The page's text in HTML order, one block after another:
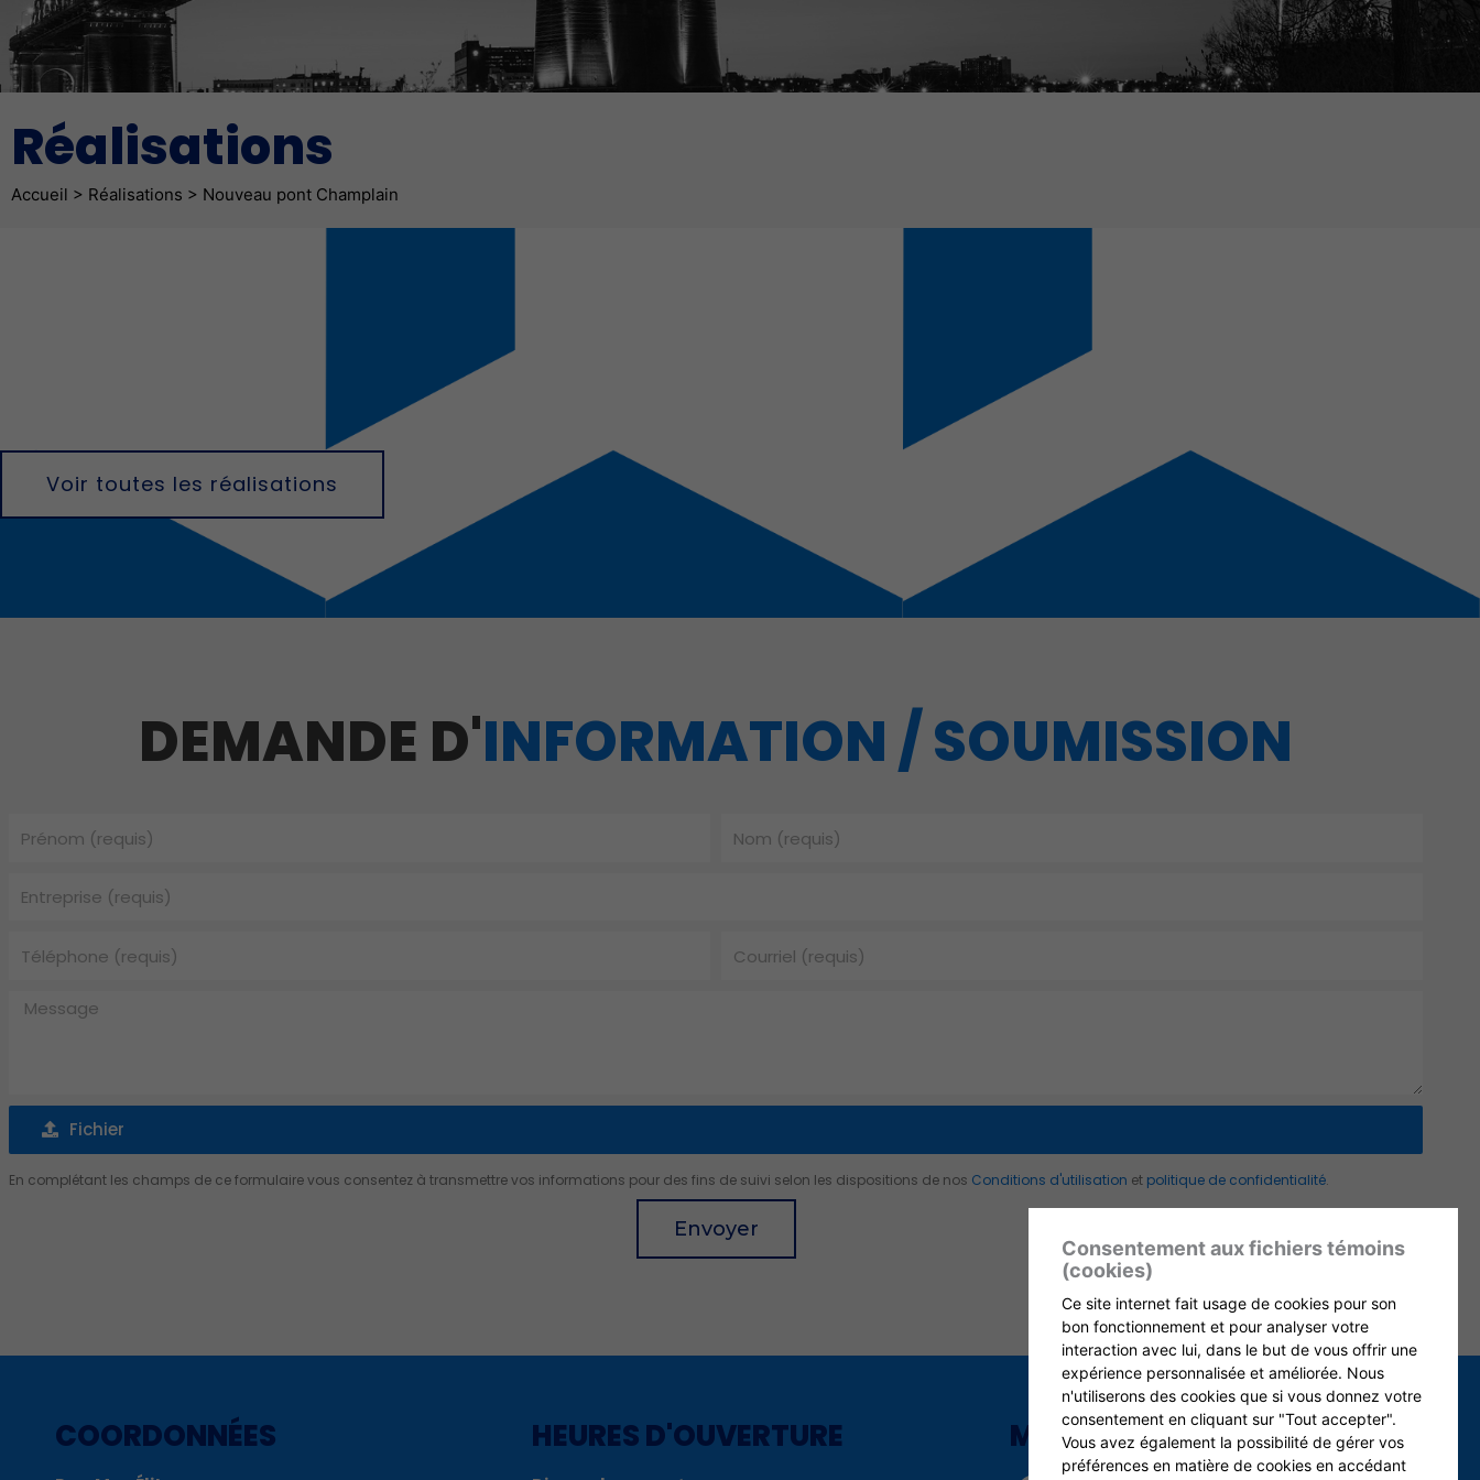
Réalisations
Fil d'Ariane
Accueil > Réalisations > Nouveau pont Champlain
Voir toutes les réalisations
DEMANDE D'INFORMATION / SOUMISSION
Message
Fichier
Fichier
En complétant les champs de ce formulaire vous consentez à transmettre vos informations pour des fins de suivi selon les dispositions de nos Conditions d'utilisation et politique de confidentialité.
Envoyer
COORDONNÉES HEURES D'OUVERTURE MÉDIAS SOCIAUX
Consentement aux fichiers témoins
(cookies)
Ce site internet fait usage de cookies pour son
bon fonctionnement et pour analyser votre
interaction avec lui, dans le but de vous offrir une
expérience personnalisée et améliorée. Nous
n'utiliserons des cookies que si vous donnez votre
consentement en cliquant sur "Tout accepter".
Vous avez également la possibilité de gérer vos
préférences en matière de cookies en accédant